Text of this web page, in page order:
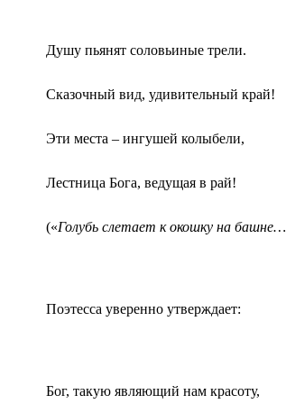
Душу пьянят соловьиные трели.
Сказочный вид, удивительный край!
Эти места – ингушей колыбели,
Лестница Бога, ведущая в рай!
(«Голубь слетает к окошку на башне…
Поэтесса уверенно утверждает:
Бог, такую являющий нам красоту,